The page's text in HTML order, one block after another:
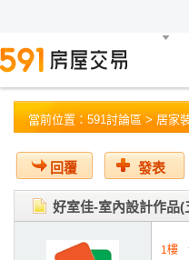
當前位置： 591討論區 > 居家
回覆 發表
好室佳-室內設計作品
1樓